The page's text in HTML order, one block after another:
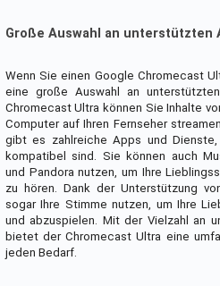
Große Auswahl an unterstützten
Wenn Sie einen Google Chromecast
eine große Auswahl an
Chromecast Ultra können Sie Inhalte
Computer auf Ihren Fernseher
gibt es zahlreiche Apps und
kompatibel sind. Sie können auch
und Pandora nutzen, um Ihre
zu hören. Dank der Unterstützung
sogar Ihre Stimme nutzen, um Ihre
und abzuspielen. Mit der Vielzahl an
bietet der Chromecast Ultra eine
jeden Bedarf.